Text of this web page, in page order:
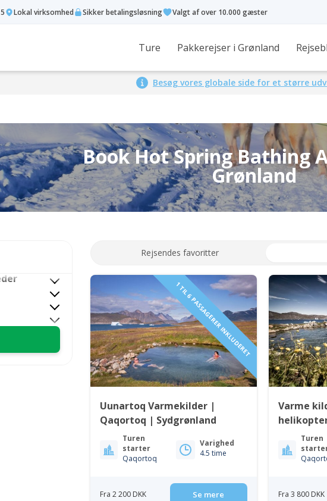
Lokal virksomhed Sikker betalingsløsning Valgt af over 10.000 gæster
Ture Pakkerejser i Grønland
Besøg vores globale side for et større
Book Hot Spring Bathing
Grønland
Rejsendes favoritter
1 TIL 6 PASSAGERER INKLUDERET
Uunartoq Varmekilder |
Qaqortoq | Sydgrønland
Turen
starter
Qaqortoq
Varighed
4.5 time
Fra 2 200 DKK Se mere
Varme
Turen
Fra 3 800 DKK